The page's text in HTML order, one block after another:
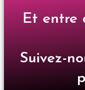
Et entre
Suivez-